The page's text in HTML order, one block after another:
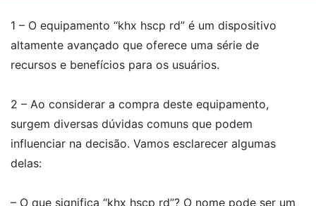
1 – O equipamento “khx hscp rd” é um dispositivo
altamente avançado que oferece uma série de
recursos e benefícios para os usuários.
2 – Ao considerar a compra deste equipamento,
surgem diversas dúvidas comuns que podem
influenciar na decisão. Vamos esclarecer algumas
delas:
– O que significa “khx hscp rd”? O nome pode ser um